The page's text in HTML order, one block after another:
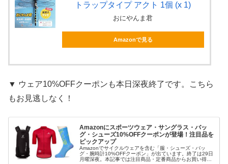
トラップタイプ アクト 1個 (x 1)
おにやんま君
Amazonで見る
▼ ウェア10%OFFクーポンも本日深夜終了です。こちら
もお見逃しなく！
Amazonにスポーツウェア・サングラス・バッ
グ・シューズ10%OFFクーポンが登場！注目品を
ピックアップ
Amazonでサイクルウェアを含む「服・シューズ・バッ
グ・腕時計10%OFFクーポン」が出ています。終了は29日
月曜深夜。本記事では注目商品・定番商品からお買い得品